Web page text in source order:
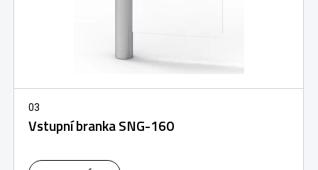
03
Vstupní branka SNG-160